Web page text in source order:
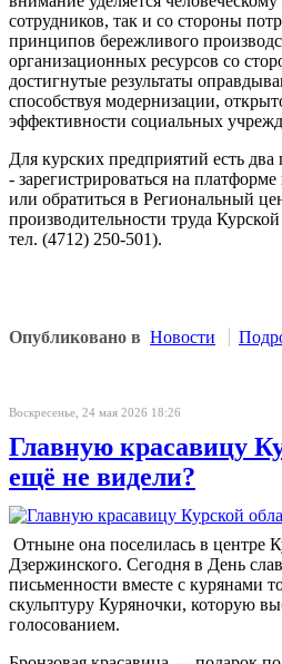
сотрудников, так и со стороны
принципов бережливого
организационных ресурсов со
достигнутые результаты
способствуя модернизации,
эффективности социальных
Для курских предприятий есть
- зарегистрироваться на
или обратиться в Региональный
производительности труда
тел. (4712) 250-501).
Опубликовано в Новости
Воскресенье, 24 мая 2026 18:26
Главную красавицу
ещё не видели?
Отныне она поселилась в центре
Дзержинского. Сегодня в День
письменности вместе с курянами
скульптуру Куряночки, которую
голосованием.